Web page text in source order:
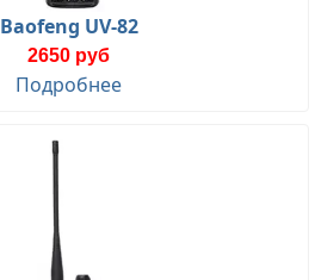
Baofeng UV-82
2650 руб
Подробнее